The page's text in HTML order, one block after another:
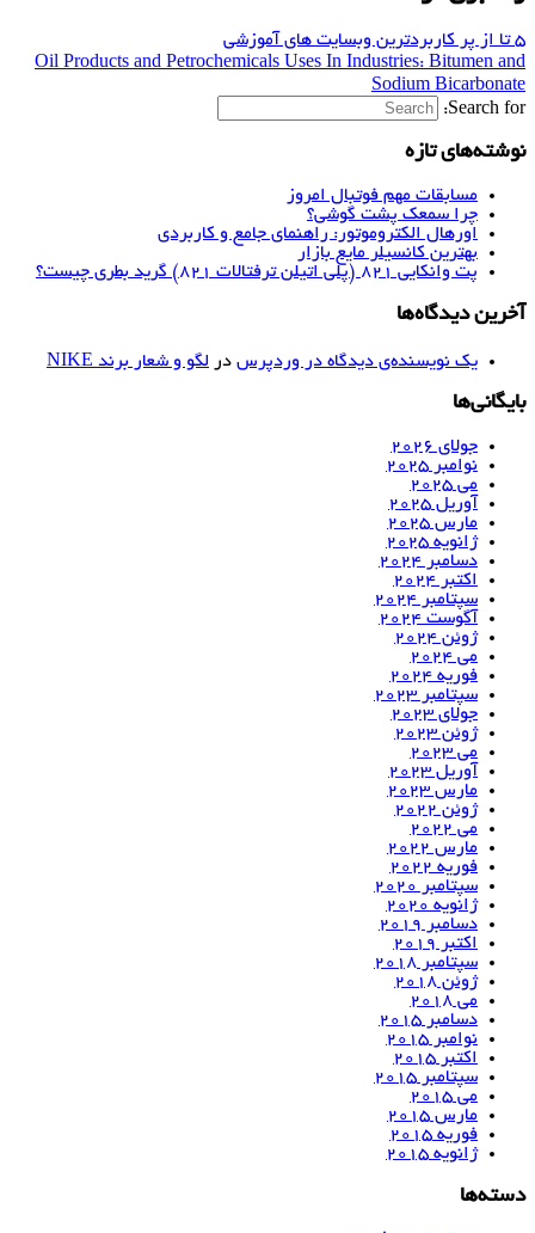
Oil Products and Petrochemicals Uses In Industries: Bitumen
Sodium
Search
تازه
مسابقات مهم فوتبال امروز
چرا سمعک پشت گوشی؟
اورهال الکتروموتور: راهنمای جامع و کاربردی
بهترین کانسیلر مایع بازار
پت وانکایی ۸۲۱ (پلی اتیلن ترفتالات ۸۲۱) گرید بطری چیست؟
دیدگاه‌ها
یک نویسنده‌ی دیدگاه در وردپرس در لگو و شعار برند NIKE
جولای 2026
نوامبر 2025
می 2025
آوریل 2025
مارس 2025
ژانویه 2025
دسامبر 2024
اکتبر 2024
سپتامبر 2024
آگوست 2024
ژوئن 2024
می 2024
فوریه 2024
سپتامبر 2023
جولای 2023
ژوئن 2023
می 2023
آوریل 2023
مارس 2023
ژوئن 2022
می 2022
مارس 2022
فوریه 2022
سپتامبر 2020
ژانویه 2020
دسامبر 2019
اکتبر 2019
سپتامبر 2018
ژوئن 2018
می 2018
دسامبر 2015
نوامبر 2015
اکتبر 2015
سپتامبر 2015
می 2015
مارس 2015
فوریه 2015
ژانویه 2015